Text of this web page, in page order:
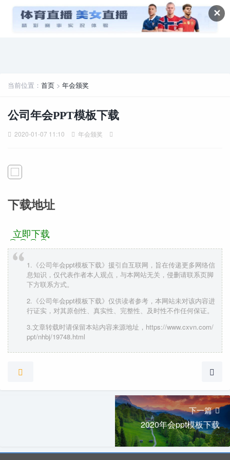
✕
当前位置： 首页 > 年会颁奖
公司年会PPT模板下载
2020-01-07 11:10 年会颁奖
下载地址
立即下载
1.《公司年会ppt模板下载》援引自互联网，旨在传递更多网络信
息知识，仅代表作者本人观点，与本网站无关，侵删请联系页脚
下方联系方式。
2.《公司年会ppt模板下载》仅供读者参考，本网站未对该内容进
行证实，对其原创性、真实性、完整性、及时性不作任何保证。
3.文章转载时请保留本站内容来源地址，https://www.cxvn.com/
ppt/nhbj/19748.html
下一篇
2020年会ppt模板下载